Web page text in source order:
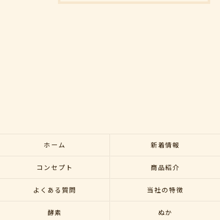
ホーム 新着情報
コンセプト 商品紹介
よくある質問 当社の特徴
酵素 ぬか